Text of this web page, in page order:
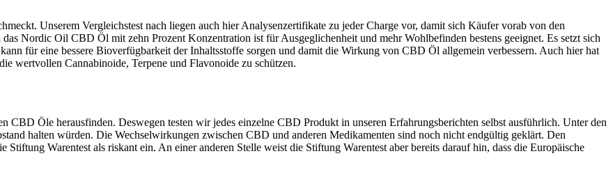
Unserem Vergleichstest nach liegen auch hier Analysenzertifikate zu jeder Charge vor, damit sich Käufer vorab von den
Nordic Oil CBD Öl mit zehn Prozent Konzentration ist für Ausgeglichenheit und mehr Wohlbefinden bestens geeignet. Es setzt sich
für eine bessere Bioverfügbarkeit der Inhaltsstoffe sorgen und damit die Wirkung von CBD Öl allgemein verbessern. Auch hier hat
wertvollen Cannabinoide, Terpene und Flavonoide zu schützen.
CBD Öle herausfinden. Deswegen testen wir jedes einzelne CBD Produkt in unseren Erfahrungsberichten selbst ausführlich. Unter den
halten würden. Die Wechselwirkungen zwischen CBD und anderen Medikamenten sind noch nicht endgültig geklärt. Den
Warentest als riskant ein. An einer anderen Stelle weist die Stiftung Warentest aber bereits darauf hin, dass die Europäische